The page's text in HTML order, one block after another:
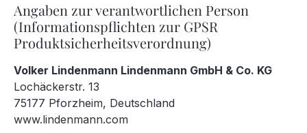
Angaben zur verantwortlichen Person
(Informationspflichten zur GPSR
Produktsicherheitsverordnung)
Volker Lindenmann Lindenmann GmbH & Co. KG
Lochäckerstr. 13
75177 Pforzheim, Deutschland
www.lindenmann.com